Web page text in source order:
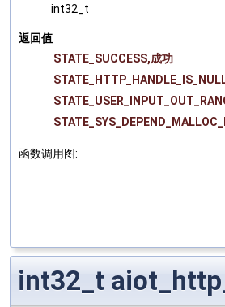
int32_t
返回值
STATE_SUCCESS,成功
函数调用图:
int32_t